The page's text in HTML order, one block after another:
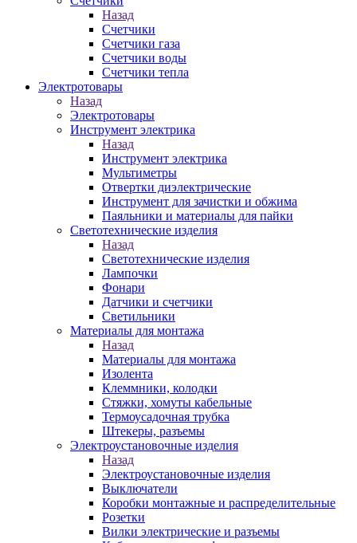
Назад
Счетчики
Счетчики газа
Счетчики воды
Счетчики тепла
Электротовары
Назад
Электротовары
Инструмент электрика
Назад
Инструмент электрика
Мультиметры
Отвертки диэлектрические
Инструмент для зачистки и обжима
Паяльники и материалы для пайки
Светотехнические изделия
Назад
Светотехнические изделия
Лампочки
Фонари
Датчики и счетчики
Светильники
Материалы для монтажа
Назад
Материалы для монтажа
Изолента
Клеммники, колодки
Стяжки, хомуты кабельные
Термоусадочная трубка
Штекеры, разъемы
Электроустановочные изделия
Назад
Электроустановочные изделия
Выключатели
Коробки монтажные и распределительные
Розетки
Вилки электрические и разъемы